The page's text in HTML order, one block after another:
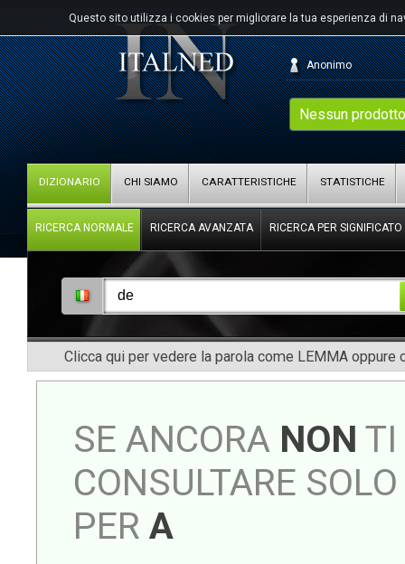
Questo sito utilizza i cookies per migliorare la tua esperienza di
Nessun
Anonimo
DIZIONARIO CHI SIAMO CARATTERISTICHE STATISTICHE
RICERCA NORMALE RICERCA AVANZATA RICERCA PER SIGNIFICATO
Clicca qui per vedere la parola come LEMMA oppure
SE ANCORA NON TI
CONSULTARE
PER A